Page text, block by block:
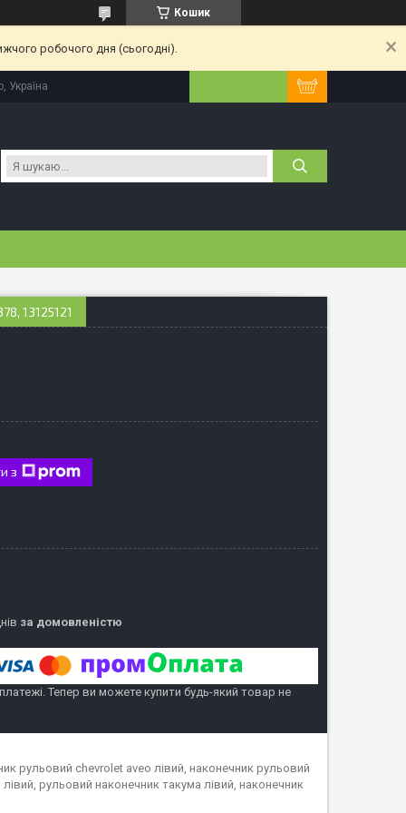
Кошик
робочого дня (сьогодні).
Україна
13125121
з
за домовленістю
Тепер ви можете купити будь-який товар не
рульовий chevrolet aveo лівий, наконечник рульовий
рульовий наконечник такума лівий, наконечник